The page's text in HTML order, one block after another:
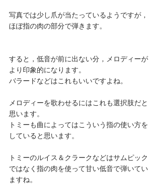
写真では少し爪が当たっているようですが，
ほぼ指の肉の部分で弾きます。
すると，低音が前に出ない分，メロディーが
より印象的になります。
バラードなどはこれもいいですよね。
メロディーを歌わせるにはこれも選択肢だと
思います。
トミーも曲によってはこういう指の使い方を
していると思います。
トミーのルイス＆クラークなどはサムピック
ではなく指の肉を使って甘い低音で弾いてい
ますね。